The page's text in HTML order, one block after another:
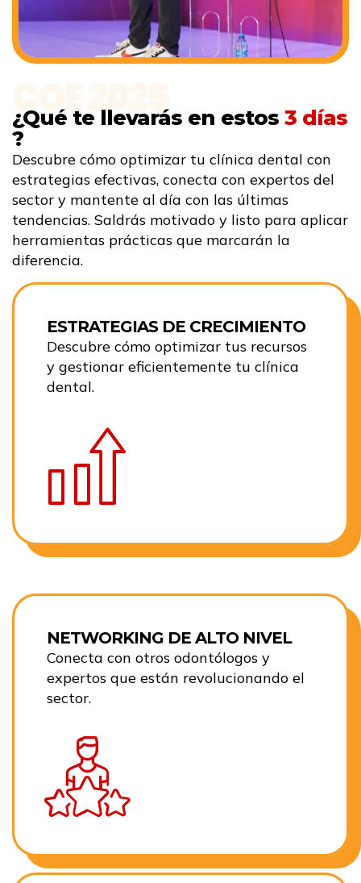
COE 2025
¿Qué te llevarás en estos 3 días
?
Descubre cómo optimizar tu clínica dental con
estrategias efectivas, conecta con expertos del
sector y mantente al día con las últimas
tendencias. Saldrás motivado y listo para aplicar
herramientas prácticas que marcarán la
diferencia.
ESTRATEGIAS DE CRECIMIENTO
Descubre cómo optimizar tus recursos
y gestionar eficientemente tu clínica
dental.
NETWORKING DE ALTO NIVEL
Conecta con otros odontólogos y
expertos que están revolucionando el
sector.